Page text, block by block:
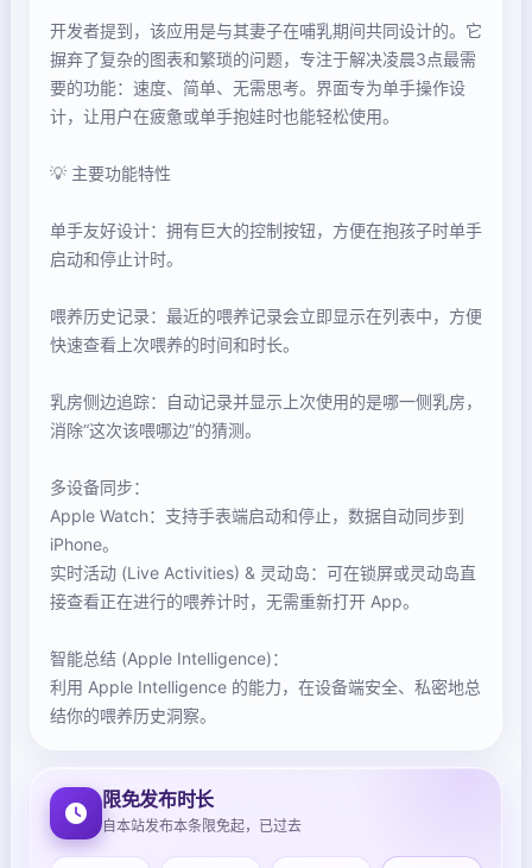
开发者提到，该应用是与其妻子在哺乳期间共同设计的。它
摒弃了复杂的图表和繁琐的问题，专注于解决凌晨3点最需
要的功能：速度、简单、无需思考。界面专为单手操作设
计，让用户在疲惫或单手抱娃时也能轻松使用。
💡 主要功能特性
单手友好设计：拥有巨大的控制按钮，方便在抱孩子时单手
启动和停止计时。
喂养历史记录：最近的喂养记录会立即显示在列表中，方便
快速查看上次喂养的时间和时长。
乳房侧边追踪：自动记录并显示上次使用的是哪一侧乳房，
消除“这次该喂哪边”的猜测。
多设备同步：
Apple Watch：支持手表端启动和停止，数据自动同步到
iPhone。
实时活动 (Live Activities) & 灵动岛：可在锁屏或灵动岛直
接查看正在进行的喂养计时，无需重新打开 App。
智能总结 (Apple Intelligence)：
利用 Apple Intelligence 的能力，在设备端安全、私密地总
结你的喂养历史洞察。
限免发布时长
自本站发布本条限免起，已过去